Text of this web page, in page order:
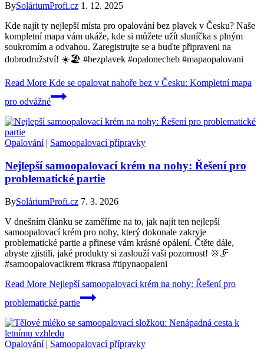
BySoláriumProfi.cz 1. 12. 2025
Kde najít ty nejlepší místa pro opalování bez plavek v Česku? Naše
kompletní mapa vám ukáže, kde si můžete užít sluníčka s plným
soukromím a odvahou. Zaregistrujte se a buďte připraveni na
dobrodružství! ☀️🏖️ #bezplavek #opalonecheb #mapaopalovani
Read More Kde se opalovat nahoře bez v Česku: Kompletní mapa
pro odvážné
Opalování| Samoopalovací přípravky
Nejlepší samoopalovací krém na nohy: Řešení pro
problematické partie
BySoláriumProfi.cz 7. 3. 2026
V dnešním článku se zaměříme na to, jak najít ten nejlepší
samoopalovací krém pro nohy, který dokonale zakryje
problematické partie a přinese vám krásné opálení. Čtěte dále,
abyste zjistili, jaké produkty si zaslouží vaši pozornost! 🌞🦵
#samoopalovacikrem #krasa #tipynaopaleni
Read More Nejlepší samoopalovací krém na nohy: Řešení pro
problematické partie
Opalování| Samoopalovací přípravky